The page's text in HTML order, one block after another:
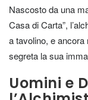
Nascosto da una
Casa di Carta”,
a tavolino, e
segreta la sua
Uomini e